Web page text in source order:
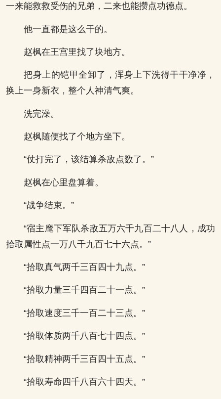
一来能救救受伤的兄弟，二来也能攒点功德点。
他一直都是这么干的。
赵枫在王宫里找了块地方。
把身上的铠甲全卸了，浑身上下洗得干干净净，
换上一身新衣，整个人神清气爽。
洗完澡。
赵枫随便找了个地方坐下。
“仗打完了，该结算杀敌点数了。”
赵枫在心里盘算着。
“战争结束。”
“宿主麾下军队杀敌五万六千九百二十八人，成功
拾取属性点一万八千九百七十六点。”
“拾取真气两千三百四十九点。”
“拾取力量三千四百二十一点。”
“拾取速度三千一百二十三点。”
“拾取体质两千八百七十四点。”
“拾取精神两千三百四十五点。”
“拾取寿命四千八百六十四天。”